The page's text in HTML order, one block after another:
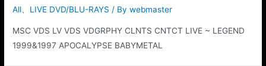
All、 LIVE DVD/BLU-RAYS / Bywebmaster
MSC VDS LV VDS VDGRPHY CLNTS CNTCT LIVE ~ LEGEND
1999&1997 APOCALYPSE BABYMETAL